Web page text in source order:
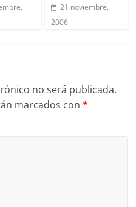
21 noviembre,
2006
no será publicada.
marcados con*